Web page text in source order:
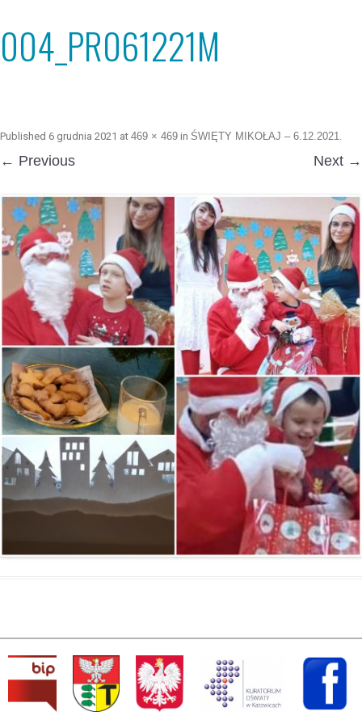
004_PR061221M
Published 6 grudnia 2021 at 469 × 469 in ŚWIĘTY MIKOŁAJ – 6.12.2021.
← Previous Next →